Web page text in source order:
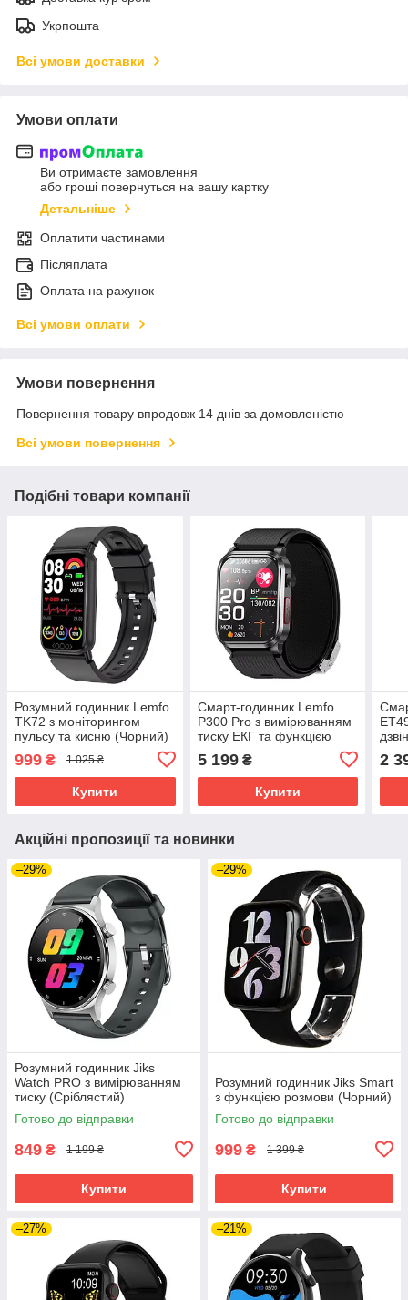
Укрпошта
Всі умови доставки
Умови оплати
Ви отримаєте замовлення
або гроші повернуться на вашу картку
Детальніше
Оплатити частинами
Післяплата
Оплата на рахунок
Всі умови оплати
Умови повернення
Повернення товару впродовж 14 днів за домовленістю
Всі умови повернення
Подібні товари компанії
Розумний годинник Lemfo
TK72 з моніторингом
пульсу та кисню (Чорний)
999 ₴ 1 025 ₴
Купити
Смарт-годинник Lemfo
P300 Pro з вимірюванням
тиску ЕКГ та функцією
5 199₴
Купити
2
Акційні пропозиції та новинки
–29%
Розумний годинник Jiks
Watch PRO з вимірюванням
тиску (Сріблястий)
Готово до відправки
849 ₴ 1 199 ₴
Купити
–29%
Розумний годинник Jiks Smart
з функцією розмови (Чорний)
Готово до відправки
999 ₴ 1 399 ₴
Купити
–27% –21%